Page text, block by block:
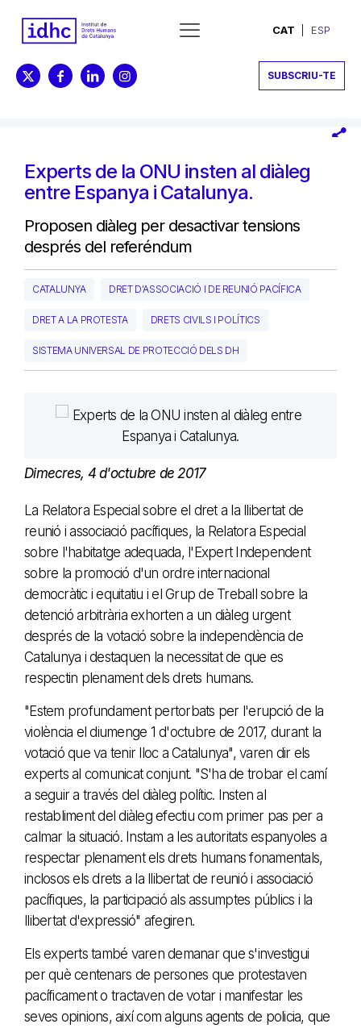
CAT ESP
SUBSCRIU-TE
Experts de la ONU insten al diàleg
entre Espanya i Catalunya.
Proposen diàleg per desactivar tensions
després del referéndum
CATALUNYA DRET D'ASSOCIACIÓ I DE REUNIÓ PACÍFICA
DRET A LA PROTESTA DRETS CIVILS I POLÍTICS
SISTEMA UNIVERSAL DE PROTECCIÓ DELS DH
Dimecres, 4 d'octubre de 2017
La Relatora Especial sobre el dret a la llibertat de
reunió i associació pacífiques, la Relatora Especial
sobre l'habitatge adequada, l'Expert Independent
sobre la promoció d'un ordre internacional
democràtic i equitatiu i el Grup de Treball sobre la
detenció arbitrària exhorten a un diàleg urgent
després de la votació sobre la independència de
Catalunya i destaquen la necessitat de que es
respectin plenament dels drets humans.
"Estem profundament pertorbats per l'erupció de la
violència el diumenge 1 d'octubre de 2017, durant la
votació que va tenir lloc a Catalunya", varen dir els
experts al comunicat conjunt. "S'ha de trobar el camí
a seguir a través del diàleg polític. Insten al
restabliment del diàleg efectiu com primer pas per a
calmar la situació. Instam a les autoritats espanyoles a
respectar plenament els drets humans fonamentals,
inclosos els drets a la llibertat de reunió i associació
pacífiques, la participació als assumptes públics i la
llibertat d'expressió" afegiren.
Els experts també varen demanar que s'investigui
per què centenars de persones que protestaven
pacíficament o tractaven de votar i manifestar les
seves opinions, així com alguns agents de policia, que